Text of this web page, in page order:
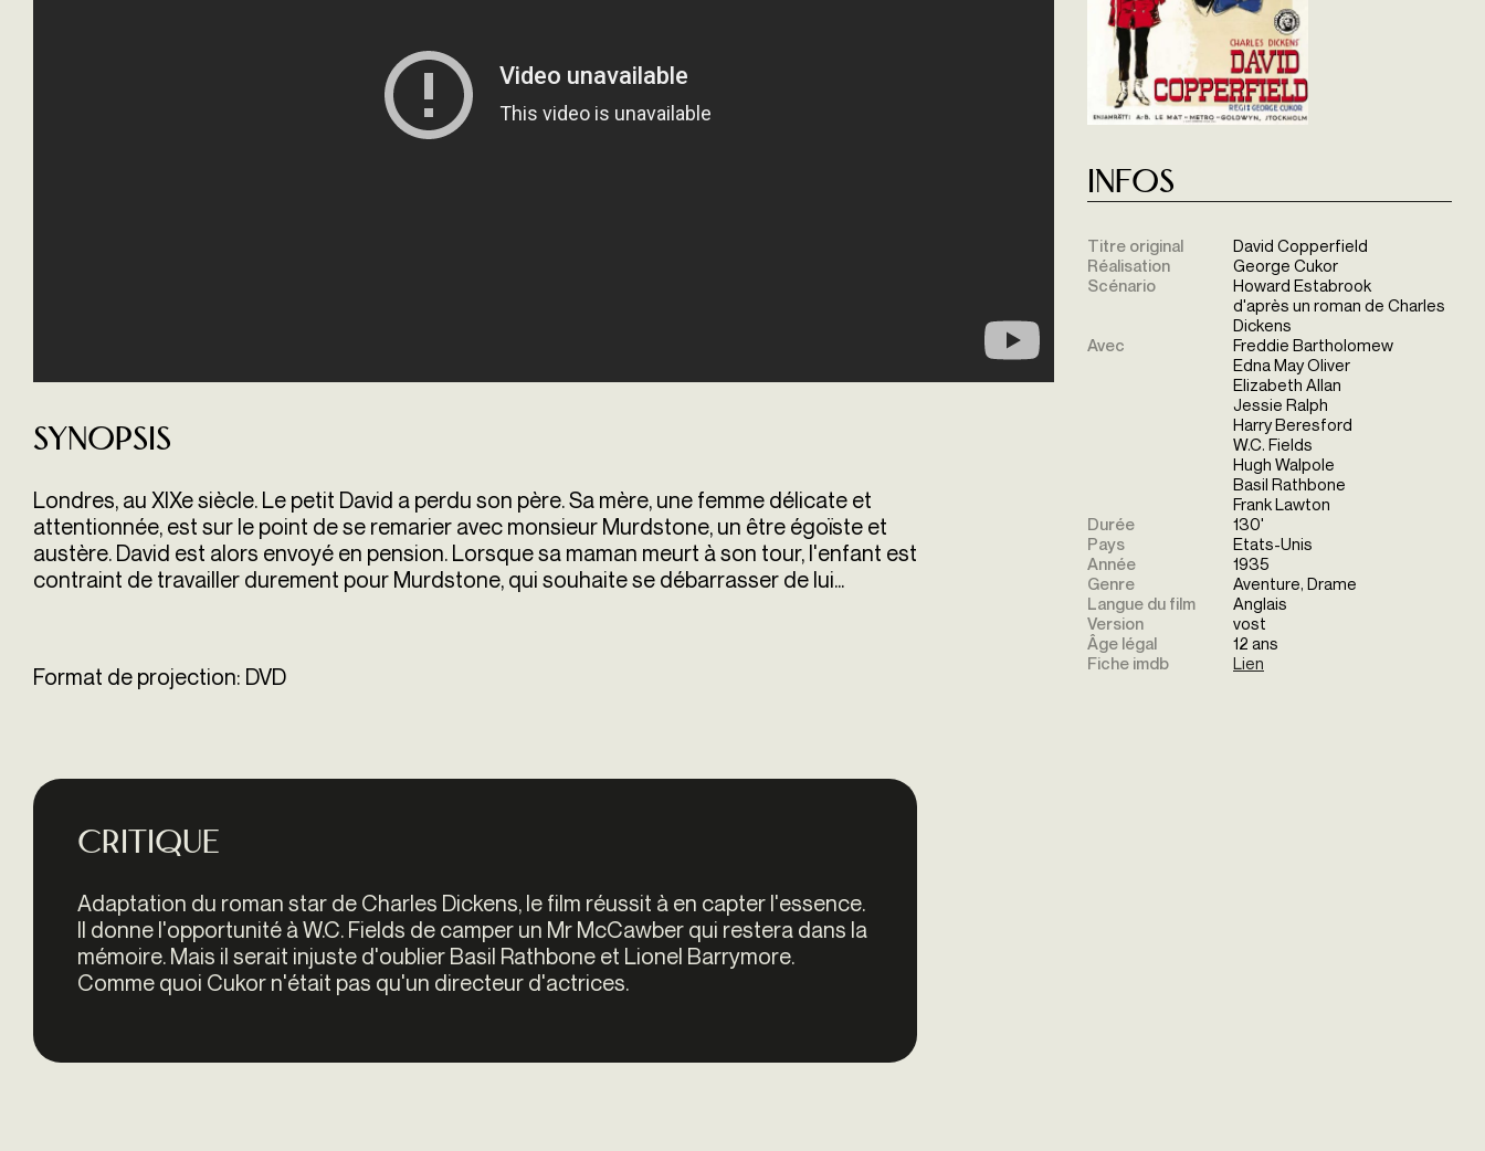
Synopsis
Londres, au XIXe siècle. Le petit David a perdu son père. Sa mère, une femme délicate et
attentionnée, est sur le point de se remarier avec monsieur Murdstone, un être égoïste et
austère. David est alors envoyé en pension. Lorsque sa maman meurt à son tour, l'enfant est
contraint de travailler durement pour Murdstone, qui souhaite se débarrasser de lui...
Format de projection: DVD
Critique
Adaptation du roman star de Charles Dickens, le film réussit à en capter l'essence.
Il donne l'opportunité à W.C. Fields de camper un Mr McCawber qui restera dans la
mémoire. Mais il serait injuste d'oublier Basil Rathbone et Lionel Barrymore.
Comme quoi Cukor n'était pas qu'un directeur d'actrices.
Infos
Titre original
David Copperfield
Réalisation
George Cukor
Scénario
Howard Estabrook
d'après un roman de Charles
Dickens
Avec
Freddie Bartholomew
Edna May Oliver
Elizabeth Allan
Jessie Ralph
Harry Beresford
W.C. Fields
Hugh Walpole
Basil Rathbone
Frank Lawton
Durée
130'
Pays
Etats-Unis
Année
1935
Genre
Aventure, Drame
Langue du film
Anglais
Version
vost
Âge légal
12 ans
Fiche imdb
Lien